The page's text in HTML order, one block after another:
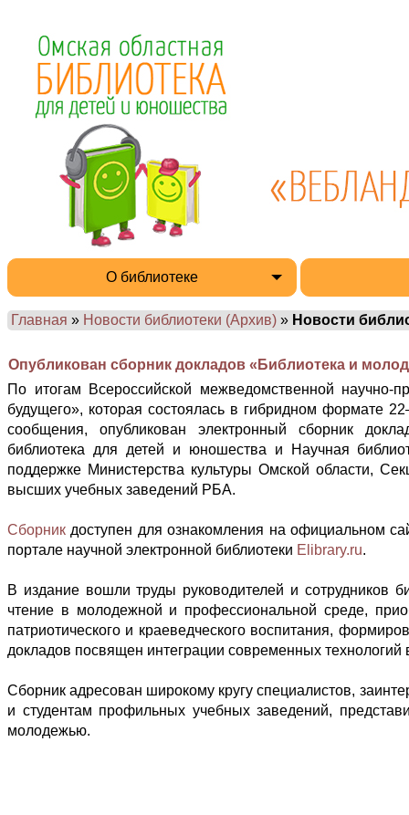
О библиотеке
Главная » Новости библиотеки (Архив) » Новости
Опубликован сборник докладов «Библиотека и
По итогам Всероссийской межведомственной научно-
будущего», которая состоялась в гибридном формате
сообщения, опубликован электронный сборник
библиотека для детей и юношества и Научная
поддержке Министерства культуры Омской области,
высших учебных заведений РБА.
Сборник доступен для ознакомления на официальном
портале научной электронной библиотеки Elibrary.ru.
В издание вошли труды руководителей и сотрудников
чтение в молодежной и профессиональной среде,
патриотического и краеведческого воспитания,
докладов посвящен интеграции современных технологий
Сборник адресован широкому кругу специалистов,
и студентам профильных учебных заведений,
молодежью.